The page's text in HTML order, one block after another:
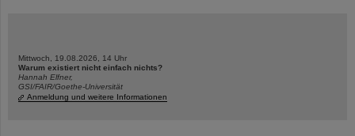
Mittwoch, 19.08.2026, 14 Uhr
Warum existiert nicht einfach nichts?
Hannah Elfner,
GSI/FAIR/Goethe-Universität
Anmeldung und weitere Informationen